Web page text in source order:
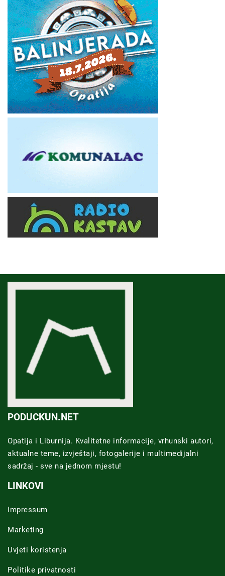
PODUCKUN.NET
Opatija i Liburnija. Kvalitetne informacije, vrhunski autori,
aktualne teme, izvještaji, fotogalerije i multimedijalni
sadržaj - sve na jednom mjestu!
LINKOVI
Impressum
Marketing
Uvjeti koristenja
Politike privatnosti